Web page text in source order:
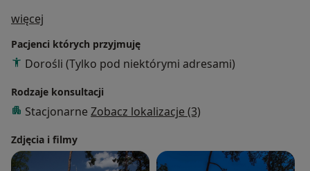
więcej
Pacjenci których przyjmuję
Dorośli (Tylko pod niektórymi adresami)
Rodzaje konsultacji
Stacjonarne Zobacz lokalizacje (3)
Zdjęcia i filmy